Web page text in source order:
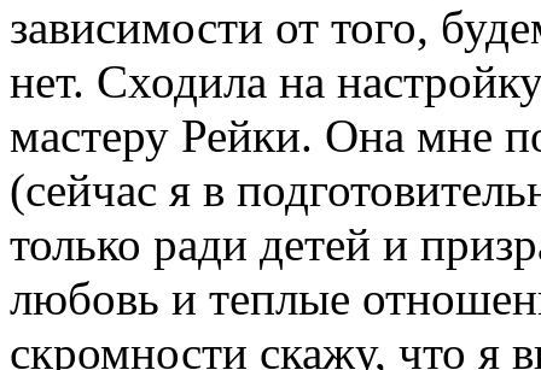
зависимости от того,
нет. Сходила на
мастеру Рейки. Она мне
(сейчас я в
только ради детей и
любовь и теплые
скромности скажу, что я